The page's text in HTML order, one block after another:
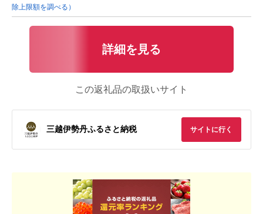
除上限額を調べる）
詳細を見る
この返礼品の取扱いサイト
三越伊勢丹ふるさと納税 サイトに行く